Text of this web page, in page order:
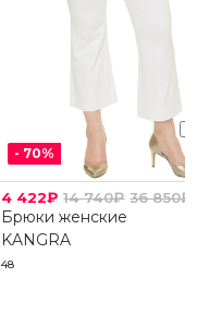
- 70%
4 422₽ 14 740₽ 36 850₽
Брюки женские
KANGRA
48